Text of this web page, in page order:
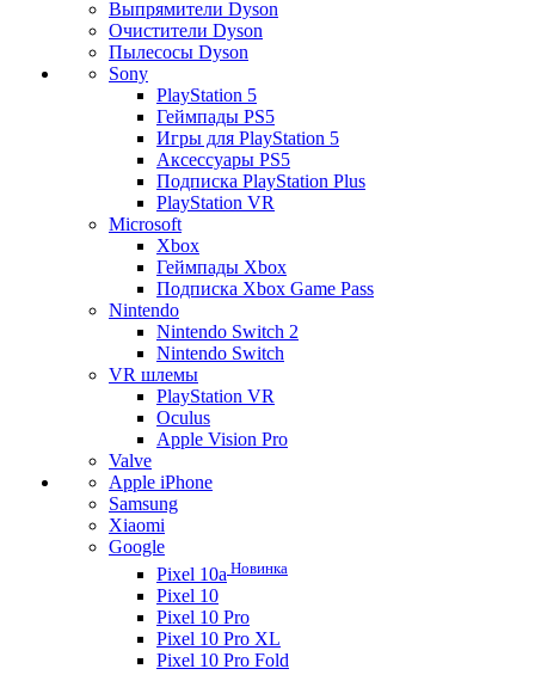
Выпрямители Dyson
Очистители Dyson
Пылесосы Dyson
Sony
PlayStation 5
Геймпады PS5
Игры для PlayStation 5
Аксессуары PS5
Подписка PlayStation Plus
PlayStation VR
Microsoft
Xbox
Геймпады Xbox
Подписка Xbox Game Pass
Nintendo
Nintendo Switch 2
Nintendo Switch
VR шлемы
PlayStation VR
Oculus
Apple Vision Pro
Valve
Apple iPhone
Samsung
Xiaomi
Google
Pixel 10a Новинка
Pixel 10
Pixel 10 Pro
Pixel 10 Pro XL
Pixel 10 Pro Fold